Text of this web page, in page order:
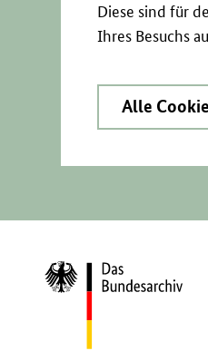
Diese sind für
Ihres Besuchs
Alle
Zur
Startseite